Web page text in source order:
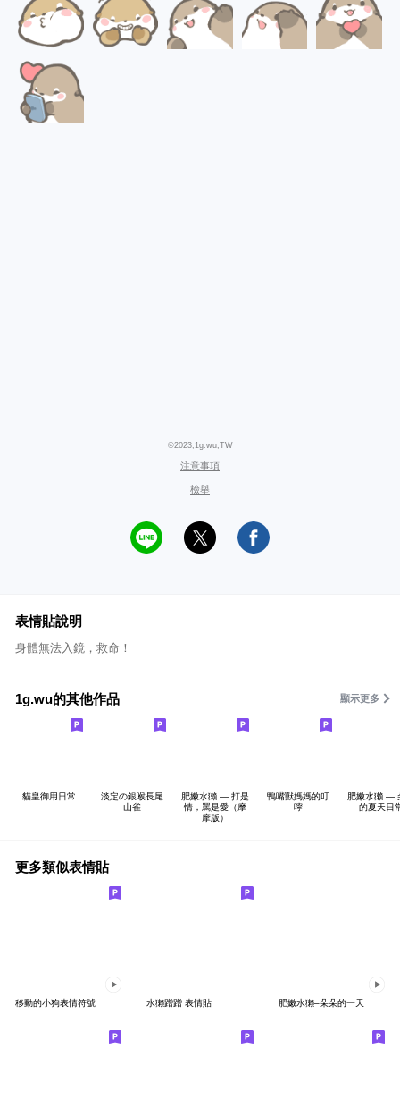
©2023,1g.wu,TW
注意事項
檢舉
表情貼說明
身體無法入鏡，救命！
1g.wu的其他作品 顯示更多
貓皇御用日常
淡定の銀喉長尾
山雀
肥嫩水獺 — 打是
情，罵是愛（摩
摩版）
鴨嘴獸媽媽的叮
嚀
肥嫩水獺 —
的夏天日
更多類似表情貼
移動的小狗表情符號 水獺蹭蹭 表情貼 肥嫩水獺–朵朵的一天